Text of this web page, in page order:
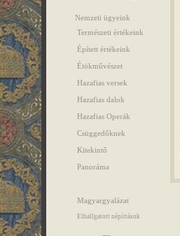
Nemzeti ügyeink
Természeti értékeink
Épített értékeink
Étökművészet
Hazafias versek
Hazafias dalok
Hazafias Operák
Csüggedőknek
Kitekintő
Panoráma
Magyargyalázat
Elhallgatott népírtások